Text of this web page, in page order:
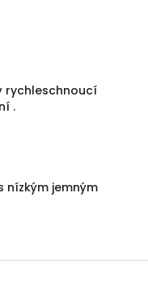
rychleschnoucí
.
nízkým jemným